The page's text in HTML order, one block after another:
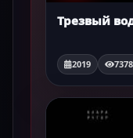
Трезвый
2019